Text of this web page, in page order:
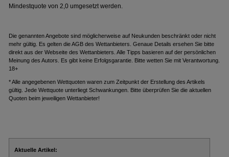
Mindestquote von 2,0 umgesetzt werden.
Die genannten Angebote sind möglicherweise auf Neukunden beschränkt oder nicht
mehr gültig. Es gelten die AGB des Wettanbieters. Genaue Details ersehen Sie bitte
direkt aus der Webseite des Wettanbieters. Alle Tipps basieren auf der persönlichen
Meinung des Autors. Es gibt keine Erfolgsgarantie. Bitte wetten Sie mit Verantwortung.
18+
* Alle angegebenen Wettquoten waren zum Zeitpunkt der Erstellung des Artikels
gültig. Jede Wettquote unterliegt Schwankungen. Bitte überprüfen Sie die aktuellen
Quoten beim jeweiligen Wettanbieter!
Aktuelle Artikel: